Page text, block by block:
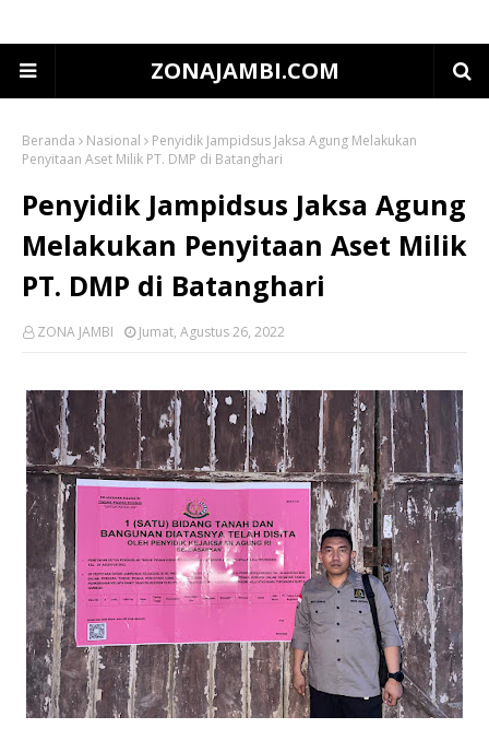
ZONAJAMBI.COM
Beranda Nasional
Penyidik Jampidsus Jaksa Agung Melakukan
Penyitaan Aset Milik PT. DMP di Batanghari
Penyidik Jampidsus Jaksa Agung
Melakukan Penyitaan Aset Milik
PT. DMP di Batanghari
ZONA JAMBI Jumat, Agustus 26, 2022